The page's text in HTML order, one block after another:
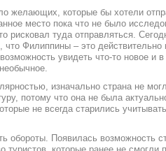
желающих, которые бы хотели
место пока что не было
рисковал туда отправляться.
что Филиппины – это действительно
увидеть что-то новое и
изначально страна не
потому что она не была
не всегда старились
обороты. Появилась возможность